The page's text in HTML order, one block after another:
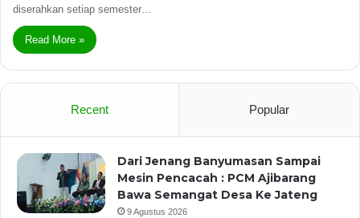
diserahkan setiap semester…
Read More »
Recent Popular
Dari Jenang Banyumasan Sampai
Mesin Pencacah : PCM Ajibarang
Bawa Semangat Desa Ke Jateng
9 Agustus 2026